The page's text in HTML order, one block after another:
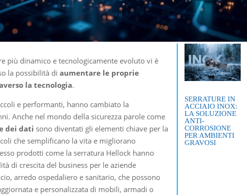
più dinamico e tecnologicamente evoluto vi è
la possibilità diaumentare le proprie
la tecnologia.
e performanti, hanno cambiato la
Anche nel mondo della sicurezza parole come
dei dati sono diventati gli elementi chiave per la
che semplificano la vita e migliorano
prodotti come la serratura Hellock hanno
di crescita del business per le aziende
arredo ospedaliero e sanitario, che possono
e personalizzata di mobili, armadi o
SERRATURE IN
ACCIAIO INOX:
LA SOLUZIONE
ANTI-
CORROSIONE
PER AMBIENTI
GRAVOSI